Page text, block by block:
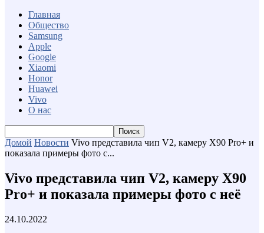
Главная
Общество
Samsung
Apple
Google
Xiaomi
Honor
Huawei
Vivo
О нас
Домой Новости Vivo представила чип V2, камеру X90 Pro+ и
показала примеры фото с...
Vivo представила чип V2, камеру X90
Pro+ и показала примеры фото с неё
24.10.2022